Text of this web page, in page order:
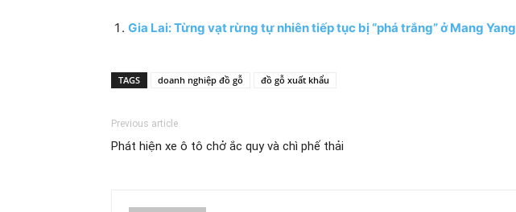
Gia Lai: Từng vạt rừng tự nhiên tiếp tục bị “phá trắng” ở Mang Yang
TAGS doanh nghiệp đồ gỗ đồ gỗ xuất khẩu
Previous article
Phát hiện xe ô tô chở ắc quy và chì phế thải ​